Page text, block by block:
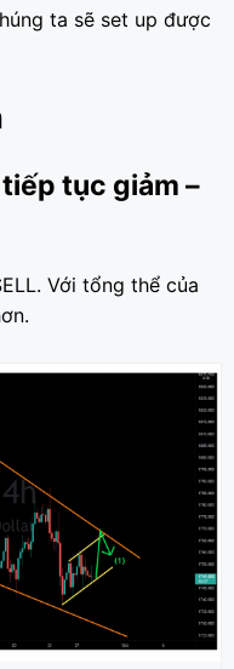
ta sẽ set up được
tục giảm –
Với tổng thể của